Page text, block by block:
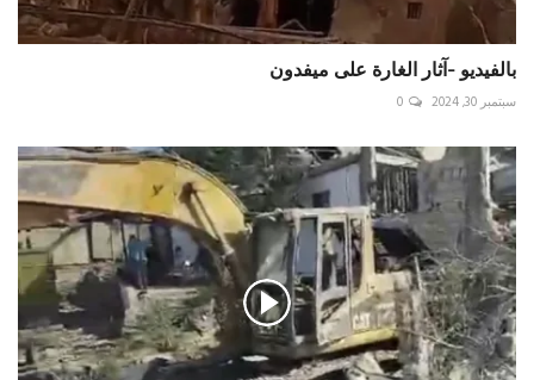
بالفيديو -آثار الغارة على ميفدون
سبتمبر 30, 2024 0